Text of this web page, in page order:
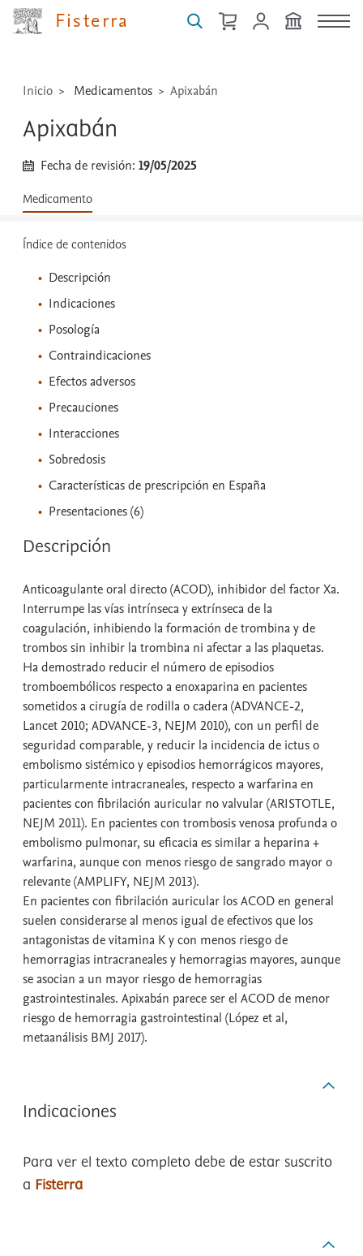
Fisterra
técnicas
...
Inicio Medicamentos Apixabán
Apixabán
Fecha de revisión:19/05/2025
Medicamento
Índice de contenidos
Descripción
Indicaciones
Posología
Contraindicaciones
Efectos adversos
Precauciones
Interacciones
Sobredosis
Características de prescripción en España
Presentaciones (6)
Descripción
Anticoagulante oral directo (ACOD), inhibidor del factor Xa.
Interrumpe las vías intrínseca y extrínseca de la
coagulación, inhibiendo la formación de trombina y de
trombos sin inhibir la trombina ni afectar a las plaquetas.
Ha demostrado reducir el número de episodios
tromboembólicos respecto a enoxaparina en pacientes
sometidos a cirugía de rodilla o cadera (ADVANCE-2,
Lancet 2010; ADVANCE-3, NEJM 2010), con un perfil de
seguridad comparable, y reducir la incidencia de ictus o
embolismo sistémico y episodios hemorrágicos mayores,
particularmente intracraneales, respecto a warfarina en
pacientes con fibrilación auricular no valvular (ARISTOTLE,
NEJM 2011). En pacientes con trombosis venosa profunda o
embolismo pulmonar, su eficacia es similar a heparina +
warfarina, aunque con menos riesgo de sangrado mayor o
relevante (AMPLIFY, NEJM 2013).
En pacientes con fibrilación auricular los ACOD en general
suelen considerarse al menos igual de efectivos que los
antagonistas de vitamina K y con menos riesgo de
hemorragias intracraneales y hemorragias mayores, aunque
se asocian a un mayor riesgo de hemorragias
gastrointestinales. Apixabán parece ser el ACOD de menor
riesgo de hemorragia gastrointestinal (López et al,
metaanálisis BMJ 2017).
Indicaciones
Para ver el texto completo debe de estar suscrito
a Fisterra